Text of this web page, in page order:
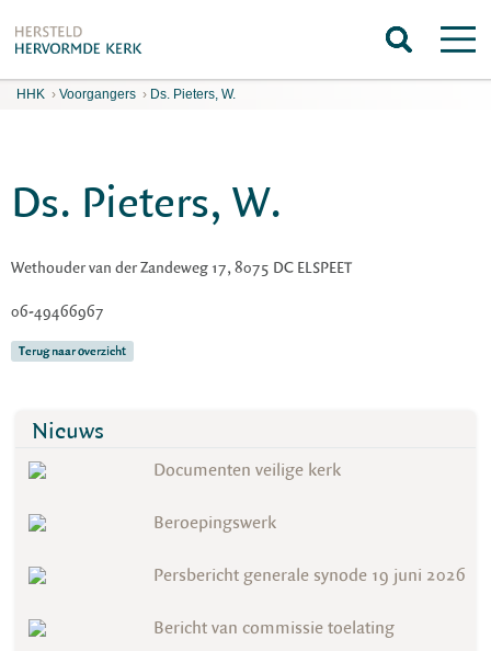
HHK › Voorgangers › Ds. Pieters, W.
Ds. Pieters, W.
Wethouder van der Zandeweg 17, 8075 DC ELSPEET
06-49466967
Terug naar overzicht
Nieuws
Documenten veilige kerk
Beroepingswerk
Persbericht generale synode 19 juni 2026
Bericht van commissie toelating